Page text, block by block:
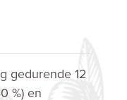
gedurende 12
%) en